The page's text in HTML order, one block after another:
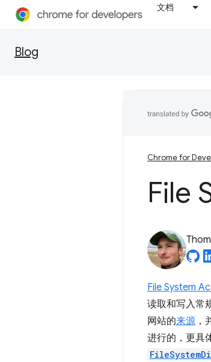
文档
Blog
Chrome for
File
File System
读取和写入常
网站的来源
进行的，更具